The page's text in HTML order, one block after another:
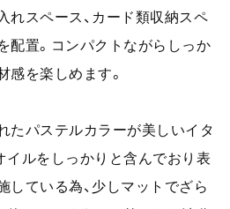
れスペース、カード類収納スペ
配置。コンパクトながらしっか
感を楽しめます。
たパステルカラーが美しいイタ
イルをしっかりと含んでおり表
している為、少しマットでざら